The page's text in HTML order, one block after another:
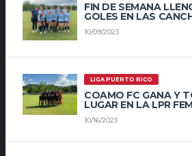
FIN DE SEMANA
GOLES EN LAS
10/09/2023
LIGA PUERTO RICO
COAMO FC GANA Y
LUGAR EN LA LPR
10/16/2023